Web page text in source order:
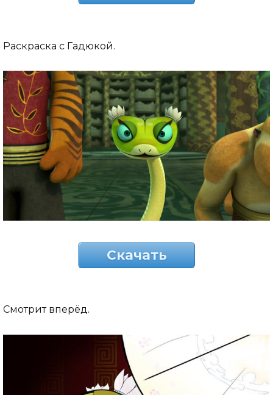
Раскраска с Гадюкой.
Скачать
Смотрит вперёд.